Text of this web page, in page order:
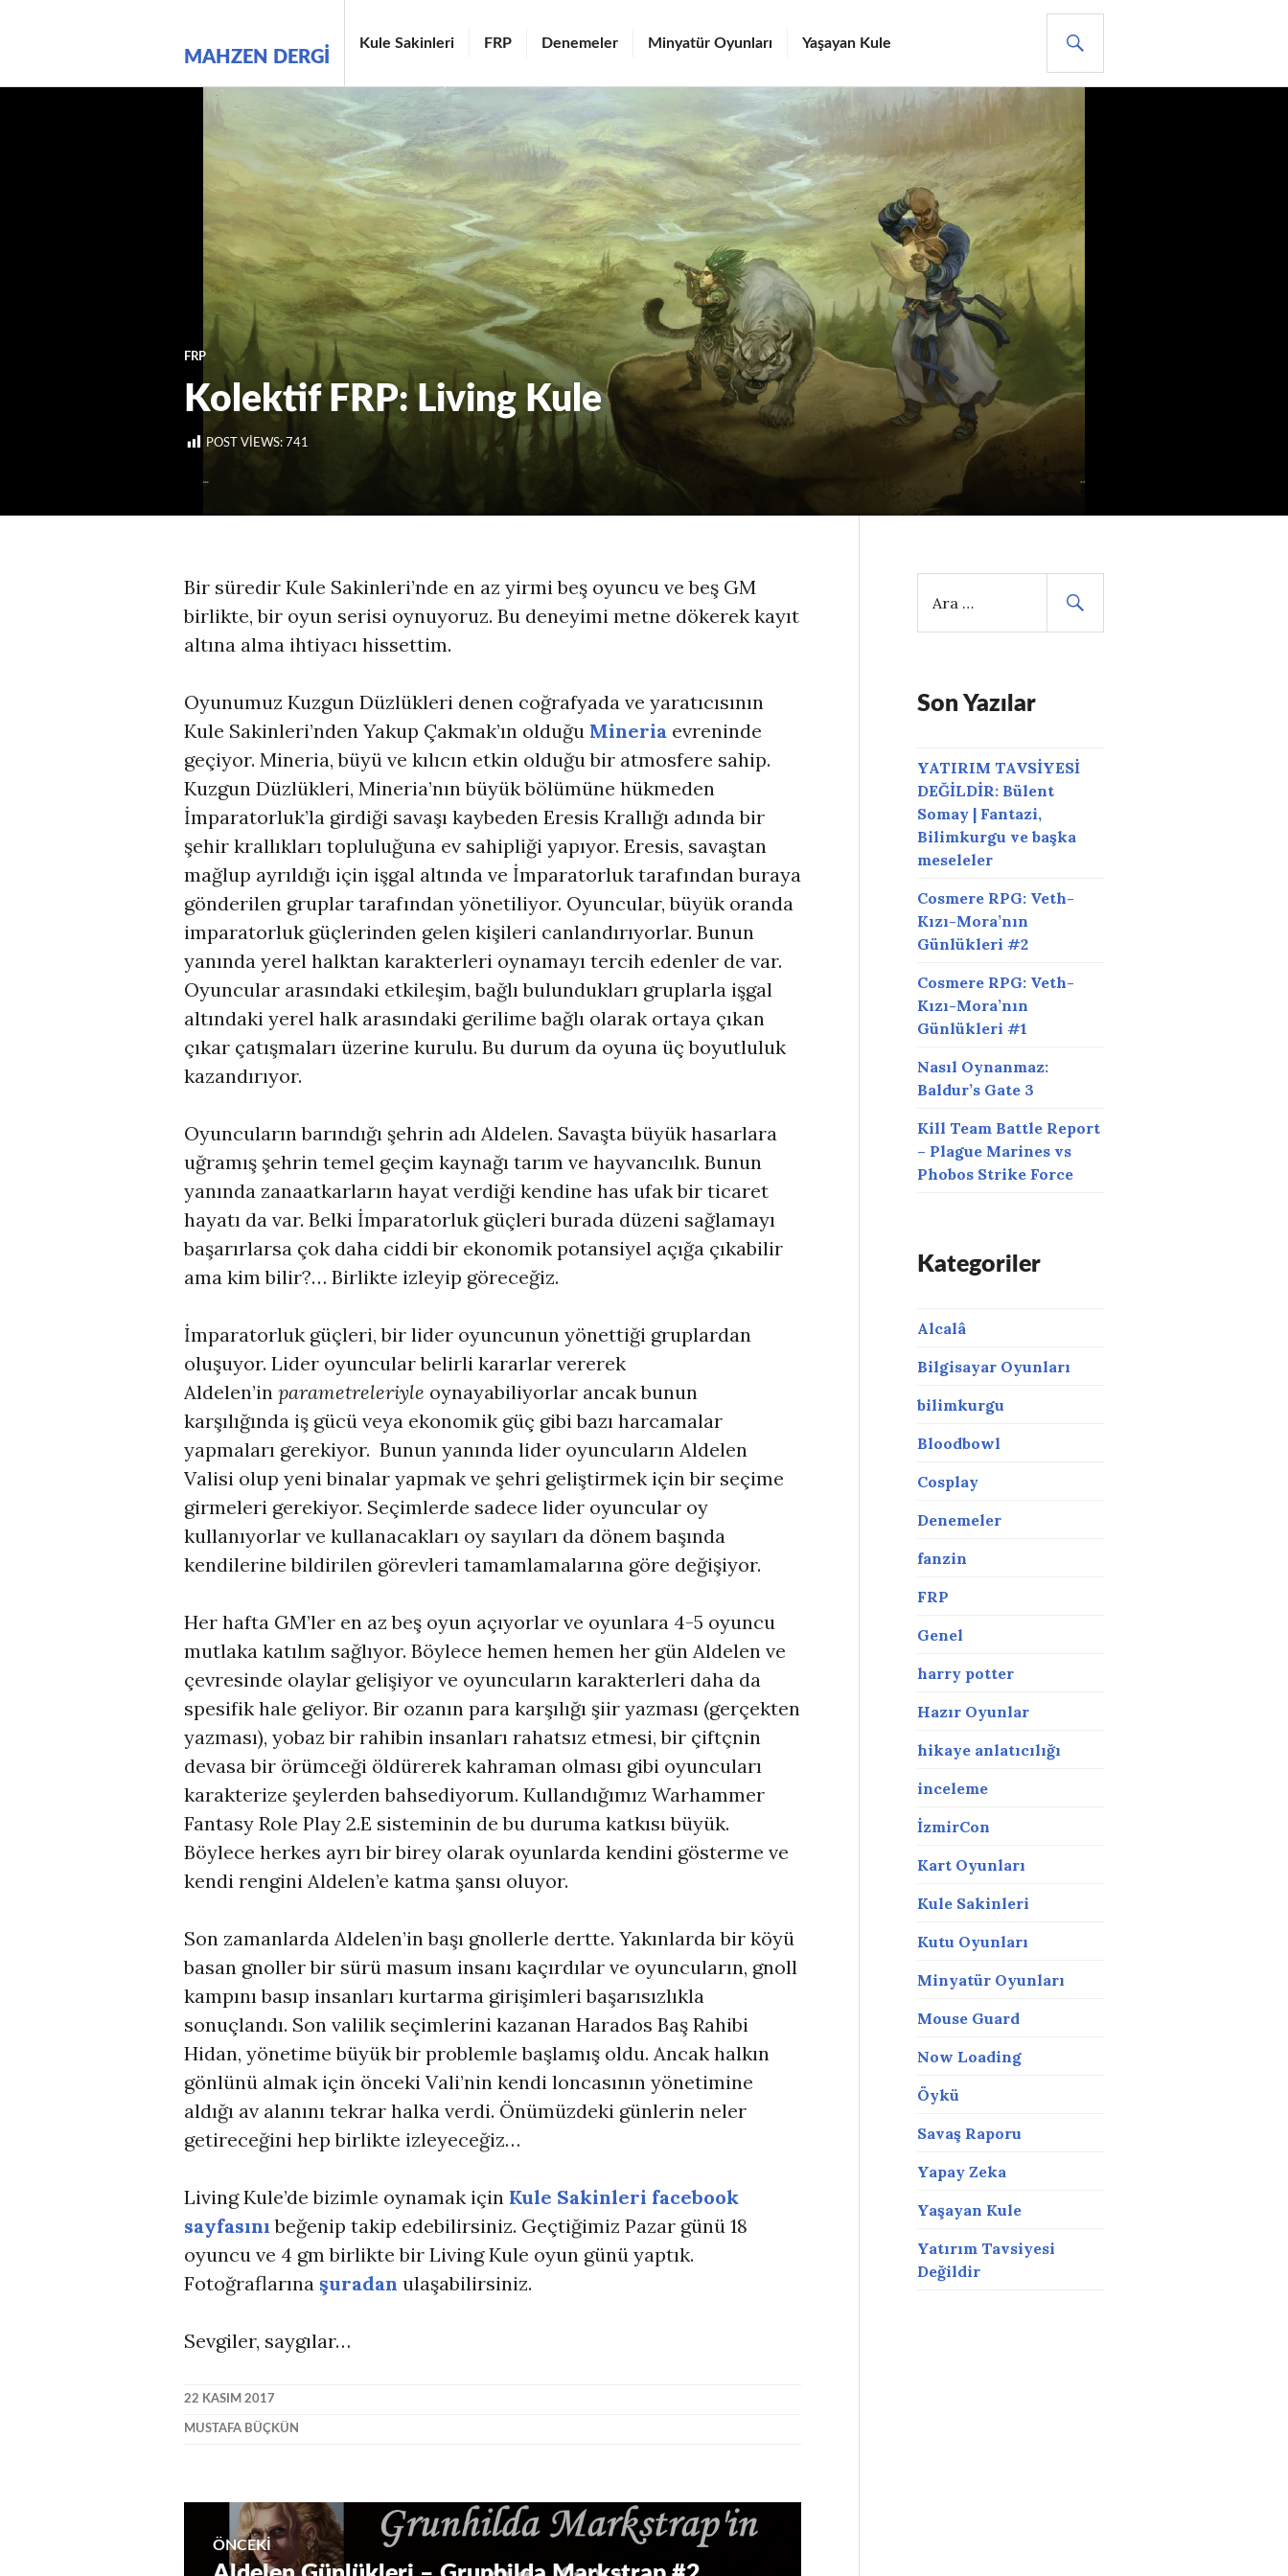
MAHZEN DERGI
Kule Sakinleri FRP Denemeler Minyatür Oyunları Yaşayan Kule
FRP
Kolektif FRP: Living Kule
POST VIEWS: 741
Bir süredir Kule Sakinleri’nde en az yirmi beş oyuncu ve beş GM
birlikte, bir oyun serisi oynuyoruz. Bu deneyimi metne dökerek kayıt
altına alma ihtiyacı hissettim.
Oyunumuz Kuzgun Düzlükleri denen coğrafyada ve yaratıcısının
Kule Sakinleri’nden Yakup Çakmak’ın olduğu Mineria evreninde
geçiyor. Mineria, büyü ve kılıcın etkin olduğu bir atmosfere sahip.
Kuzgun Düzlükleri, Mineria’nın büyük bölümüne hükmeden
İmparatorluk’la girdiği savaşı kaybeden Eresis Krallığı adında bir
şehir krallıkları topluluğuna ev sahipliği yapıyor. Eresis, savaştan
mağlup ayrıldığı için işgal altında ve İmparatorluk tarafından buraya
gönderilen gruplar tarafından yönetiliyor. Oyuncular, büyük oranda
imparatorluk güçlerinden gelen kişileri canlandırıyorlar. Bunun
yanında yerel halktan karakterleri oynamayı tercih edenler de var.
Oyuncular arasındaki etkileşim, bağlı bulundukları gruplarla işgal
altındaki yerel halk arasındaki gerilime bağlı olarak ortaya çıkan
çıkar çatışmaları üzerine kurulu. Bu durum da oyuna üç boyutluluk
kazandırıyor.
Oyuncuların barındığı şehrin adı Aldelen. Savaşta büyük hasarlara
uğramış şehrin temel geçim kaynağı tarım ve hayvancılık. Bunun
yanında zanaatkarların hayat verdiği kendine has ufak bir ticaret
hayatı da var. Belki İmparatorluk güçleri burada düzeni sağlamayı
başarırlarsa çok daha ciddi bir ekonomik potansiyel açığa çıkabilir
ama kim bilir?… Birlikte izleyip göreceğiz.
İmparatorluk güçleri, bir lider oyuncunun yönettiği gruplardan
oluşuyor. Lider oyuncular belirli kararlar vererek
Aldelen’in parametreleriyle oynayabiliyorlar ancak bunun
karşılığında iş gücü veya ekonomik güç gibi bazı harcamalar
yapmaları gerekiyor. Bunun yanında lider oyuncuların Aldelen
Valisi olup yeni binalar yapmak ve şehri geliştirmek için bir seçime
girmeleri gerekiyor. Seçimlerde sadece lider oyuncular oy
kullanıyorlar ve kullanacakları oy sayıları da dönem başında
kendilerine bildirilen görevleri tamamlamalarına göre değişiyor.
Her hafta GM’ler en az beş oyun açıyorlar ve oyunlara 4-5 oyuncu
mutlaka katılım sağlıyor. Böylece hemen hemen her gün Aldelen ve
çevresinde olaylar gelişiyor ve oyuncuların karakterleri daha da
spesifik hale geliyor. Bir ozanın para karşılığı şiir yazması (gerçekten
yazması), yobaz bir rahibin insanları rahatsız etmesi, bir çiftçnin
devasa bir örümceği öldürerek kahraman olması gibi oyuncuları
karakterize şeylerden bahsediyorum. Kullandığımız Warhammer
Fantasy Role Play 2.E sisteminin de bu duruma katkısı büyük.
Böylece herkes ayrı bir birey olarak oyunlarda kendini gösterme ve
kendi rengini Aldelen’e katma şansı oluyor.
Son zamanlarda Aldelen’in başı gnollerle dertte. Yakınlarda bir köyü
basan gnoller bir sürü masum insanı kaçırdılar ve oyuncuların, gnoll
kampını basıp insanları kurtarma girişimleri başarısızlıkla
sonuçlandı. Son valilik seçimlerini kazanan Harados Baş Rahibi
Hidan, yönetime büyük bir problemle başlamış oldu. Ancak halkın
gönlünü almak için önceki Vali’nin kendi loncasının yönetimine
aldığı av alanını tekrar halka verdi. Önümüzdeki günlerin neler
getireceğini hep birlikte izleyeceğiz…
Living Kule’de bizimle oynamak için Kule Sakinleri facebook
sayfasını beğenip takip edebilirsiniz. Geçtiğimiz Pazar günü 18
oyuncu ve 4 gm birlikte bir Living Kule oyun günü yaptık.
Fotoğraflarına şuradan ulaşabilirsiniz.
Sevgiler, saygılar…
22 KASIM 2017
MUSTAFA BÜÇKÜN
Yazı
ÖNCEKI
a
:Son Yazılar
YATIRIM TAVSİYESİ
DEĞİLDİR: Bülent
Somay | Fantazi,
Bilimkurgu ve başka
meseleler
Cosmere RPG: Veth-
Kızı-Mora’nın
Günlükleri #2
Cosmere RPG: Veth-
Kızı-Mora’nın
Günlükleri #1
Nasıl Oynanmaz:
Baldur’s Gate 3
Kill Team Battle Report
– Plague Marines vs
Phobos Strike Force
Kategoriler
Alcalâ
Bilgisayar Oyunları
bilimkurgu
Bloodbowl
Cosplay
Denemeler
fanzin
FRP
Genel
harry potter
Hazır Oyunlar
hikaye anlatıcılığı
inceleme
İzmirCon
Kart Oyunları
Kule Sakinleri
Kutu Oyunları
Minyatür Oyunları
Mouse Guard
Now Loading
Öykü
Savaş Raporu
Yapay Zeka
Yaşayan Kule
Yatırım Tavsiyesi
Değildir